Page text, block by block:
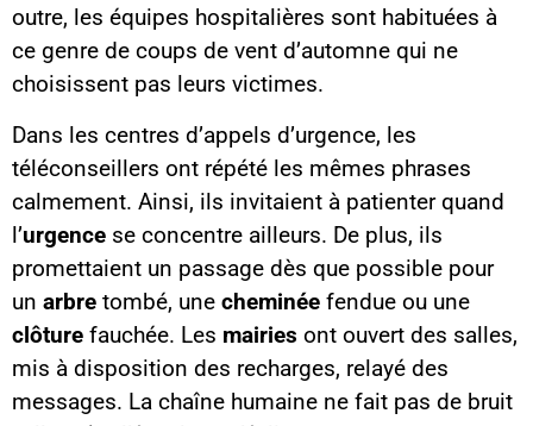
outre, les équipes hospitalières sont habituées à
ce genre de coups de vent d’automne qui ne
choisissent pas leurs victimes.
Dans les centres d’appels d’urgence, les
téléconseillers ont répété les mêmes phrases
calmement. Ainsi, ils invitaient à patienter quand
l’urgence se concentre ailleurs. De plus, ils
promettaient un passage dès que possible pour
un arbre tombé, une cheminée fendue ou une
clôture fauchée. Les mairies ont ouvert des salles,
mis à disposition des recharges, relayé des
messages. La chaîne humaine ne fait pas de bruit